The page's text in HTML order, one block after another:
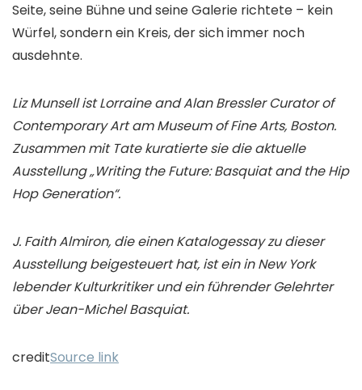
Seite, seine Bühne und seine Galerie richtete – kein
Würfel, sondern ein Kreis, der sich immer noch
ausdehnte.
Liz Munsell ist Lorraine and Alan Bressler Curator of
Contemporary Art am Museum of Fine Arts, Boston.
Zusammen mit Tate kuratierte sie die aktuelle
Ausstellung „Writing the Future: Basquiat and the Hip
Hop Generation“.
J. Faith Almiron, die einen Katalogessay zu dieser
Ausstellung beigesteuert hat, ist ein in New York
lebender Kulturkritiker und ein führender Gelehrter
über Jean-Michel Basquiat.
creditSource link